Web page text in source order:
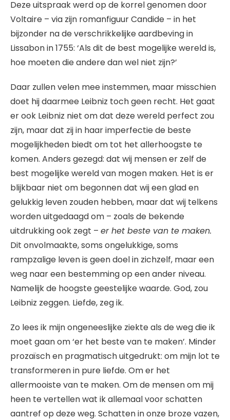
Deze uitspraak werd op de korrel genomen door
Voltaire – via zijn romanfiguur Candide – in het
bijzonder na de verschrikkelijke aardbeving in
Lissabon in 1755: ‘Als dit de best mogelijke wereld is,
hoe moeten die andere dan wel niet zijn?’
Daar zullen velen mee instemmen, maar misschien
doet hij daarmee Leibniz toch geen recht. Het gaat
er ook Leibniz niet om dat deze wereld perfect zou
zijn, maar dat zij in haar imperfectie de beste
mogelijkheden biedt om tot het allerhoogste te
komen. Anders gezegd: dat wij mensen er zelf de
best mogelijke wereld van mogen maken. Het is er
blijkbaar niet om begonnen dat wij een glad en
gelukkig leven zouden hebben, maar dat wij telkens
worden uitgedaagd om – zoals de bekende
uitdrukking ook zegt – er het beste van te maken.
Dit onvolmaakte, soms ongelukkige, soms
rampzalige leven is geen doel in zichzelf, maar een
weg naar een bestemming op een ander niveau.
Namelijk de hoogste geestelijke waarde. God, zou
Leibniz zeggen. Liefde, zeg ik.
Zo lees ik mijn ongeneeslijke ziekte als de weg die ik
moet gaan om ‘er het beste van te maken’. Minder
prozaïsch en pragmatisch uitgedrukt: om mijn lot te
transformeren in pure liefde. Om er het
allermooiste van te maken. Om de mensen om mij
heen te vertellen wat ik allemaal voor schatten
aantref op deze weg. Schatten in onze broze vazen,